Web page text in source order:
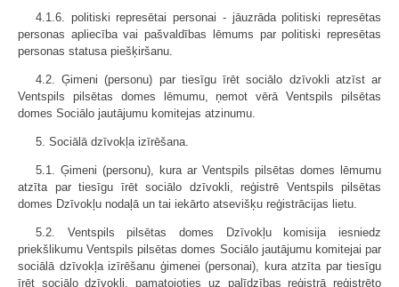
4.1.6. politiski represētai personai - jāuzrāda politiski represētas
personas apliecība vai pašvaldības lēmums par politiski represētas
personas statusa piešķiršanu.
4.2. Ģimeni (personu) par tiesīgu īrēt sociālo dzīvokli atzīst ar
Ventspils pilsētas domes lēmumu, ņemot vērā Ventspils pilsētas
domes Sociālo jautājumu komitejas atzinumu.
5. Sociālā dzīvokļa izīrēšana.
5.1. Ģimeni (personu), kura ar Ventspils pilsētas domes lēmumu
atzīta par tiesīgu īrēt sociālo dzīvokli, reģistrē Ventspils pilsētas
domes Dzīvokļu nodaļā un tai iekārto atsevišķu reģistrācijas lietu.
5.2. Ventspils pilsētas domes Dzīvokļu komisija iesniedz
priekšlikumu Ventspils pilsētas domes Sociālo jautājumu komitejai par
sociālā dzīvokļa izīrēšanu ģimenei (personai), kura atzīta par tiesīgu
īrēt sociālo dzīvokli, pamatojoties uz palīdzības reģistrā reģistrēto